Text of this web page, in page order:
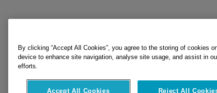
By clicking “Accept All Cookies”, you agree to the storing of cookies
device to enhance site navigation, analyse site usage, and assist in
efforts.
Accept All Cookies Reject All